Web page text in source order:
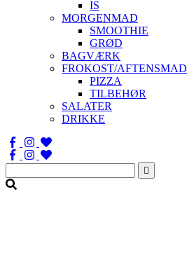
IS
MORGENMAD
SMOOTHIE
GRØD
BAGVÆRK
FROKOST/AFTENSMAD
PIZZA
TILBEHØR
SALATER
DRIKKE
Søg
efter: